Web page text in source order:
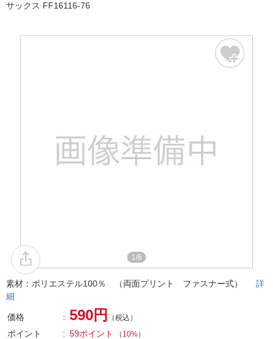
サックス FF16116-76
1/6
素材：ポリエステル100％ （両面プリント ファスナー式） 詳
細
価格 590円 （税込）
ポイント 59ポイント （ 10%）